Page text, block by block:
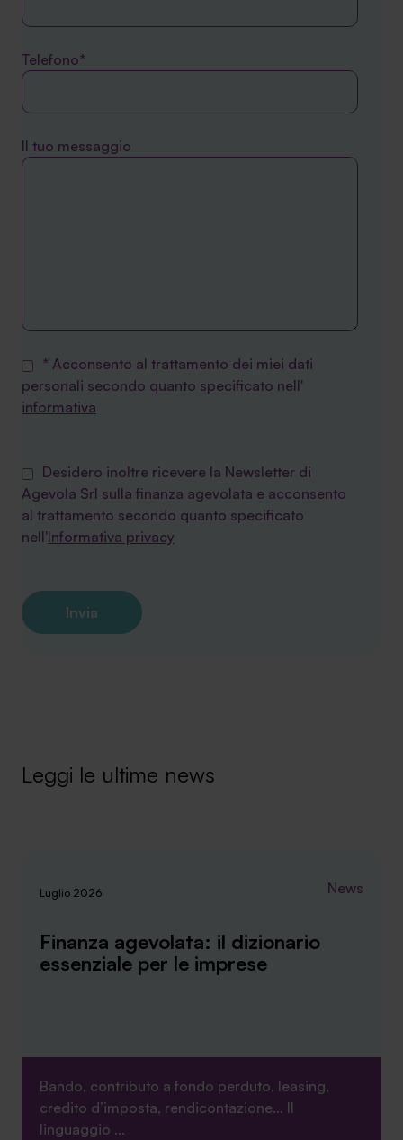
Telefono*
Il tuo messaggio
* Acconsento al trattamento dei miei dati
personali secondo quanto specificato nell'
informativa
Desidero inoltre ricevere la Newsletter di
Agevola Srl sulla finanza agevolata e acconsento
al trattamento secondo quanto specificato
nell'Informativa privacy
Leggi le ultime news
Luglio 2026 News
Finanza agevolata: il dizionario
essenziale per le imprese
Bando, contributo a fondo perduto, leasing,
credito d’imposta, rendicontazione… Il
linguaggio ...